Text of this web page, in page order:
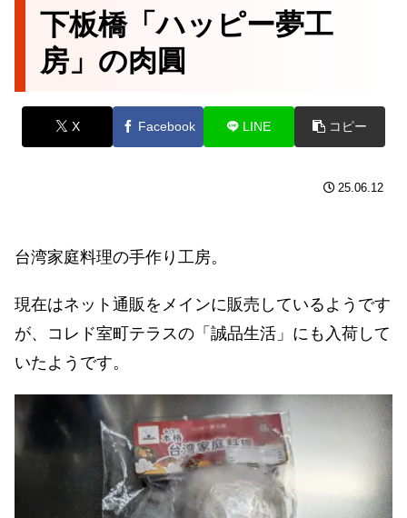
下板橋「ハッピー夢工
房」の肉圓
X Facebook LINE コピー
25.06.12
台湾家庭料理の手作り工房。
現在はネット通販をメインに販売しているようです
が、コレド室町テラスの「誠品生活」にも入荷して
いたようです。